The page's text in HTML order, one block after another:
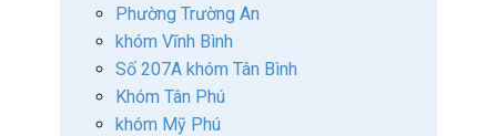
Phường Trường An
khóm Vĩnh Bình
Số 207A khóm Tân Bình
Khóm Tân Phú
khóm Mỹ Phú